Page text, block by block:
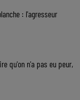
: l'agresseur
qu'on n'a pas eu peur,